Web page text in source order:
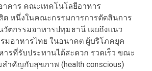
าคาร คณะเทคโนโลยีอาหาร
ต หนึ่งในคณะกรรมการการตัดสินการ
วัตกรรมอาหารปทุมธานี เผยถึงแนว
มอาหารไทย ในอนาคต ผู้บริโภคยุค
ารที่รับประทานได้สะดวก รวดเร็ว ขณะ
สำคัญกับสุขภาพ (health conscious)